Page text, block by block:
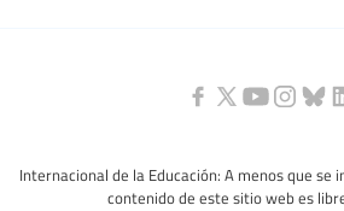
Internacional de la Educación: A menos que se
contenido de este sitio web es